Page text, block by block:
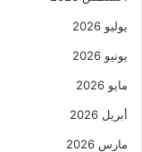
يوليو 2026
يونيو 2026
مايو 2026
أبريل 2026
مارس 2026